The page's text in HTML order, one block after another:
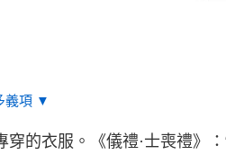
義項 ▼
穿的衣服。《儀禮·士喪禮》